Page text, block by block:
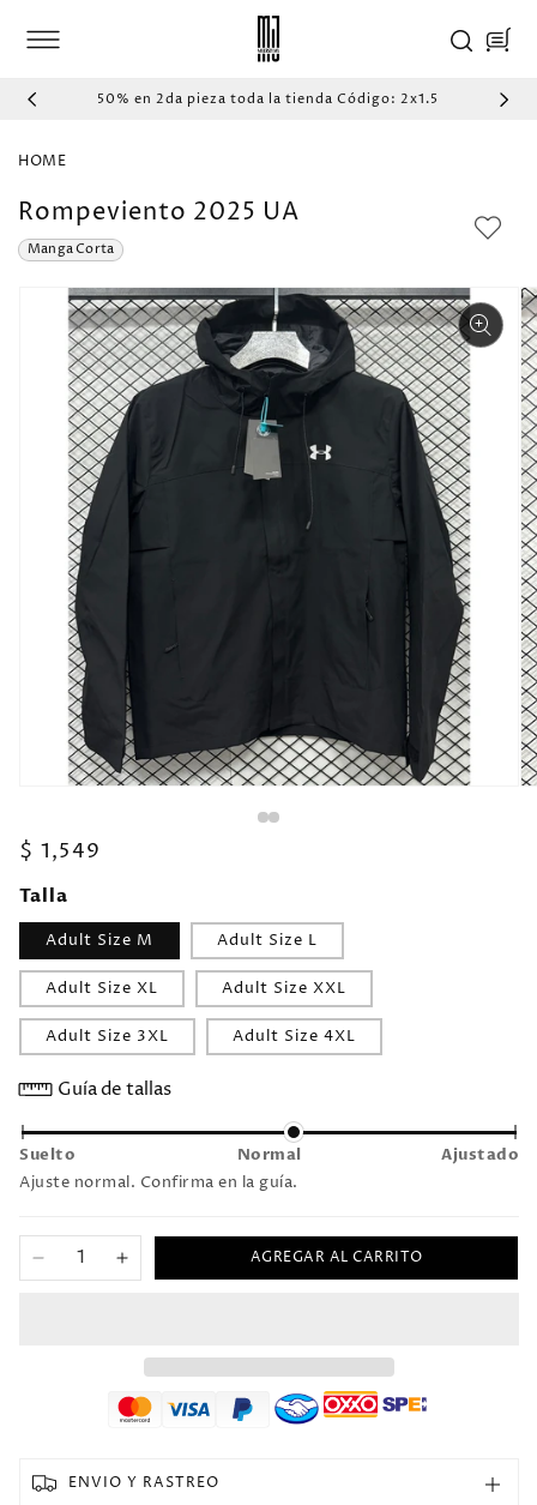
AL CONTENIDO
Carrito
50% en 2da pieza toda la tienda Código: 2x1.5
HOME
Rompeviento 2025 UA
Manga Corta
IR
INFORMACIÓN
DEL PRODUCTO
Precio
habitual
$ 1,549
Talla
Adult Size M Adult Size L
Adult Size XL Adult Size XXL
Adult Size 3XL Adult Size 4XL
Guía de tallas
Suelto Normal Ajustado
Ajuste normal. Confirma en la guía.
Reducir
Aumentar
UA
AGREGAR AL CARRITO
ENVIO Y RASTREO